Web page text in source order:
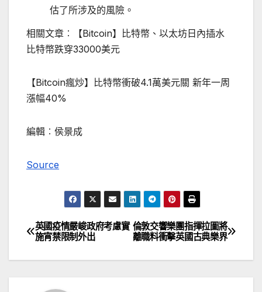
估了所涉及的風險。
相關文章︰【Bitcoin】比特幣、以太坊日內插水
比特幣跌穿33000美元
【Bitcoin瘋炒】比特幣衝破4.1萬美元關 新年一周
漲幅40%
編輯︰侯景成
Source
文
章
倫敦交響樂團指揮拉圖將
離職料衝擊英國古典樂界
英國疫情嚴峻政府考慮實
施宵禁限制外出